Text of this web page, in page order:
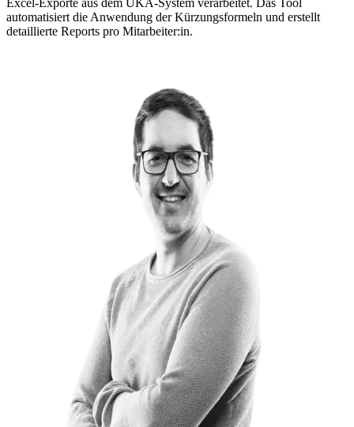
Excel-Exporte aus dem UKA-System verarbeitet. Das Tool
automatisiert die Anwendung der Kürzungsformeln und erstellt
detaillierte Reports pro Mitarbeiter:in.